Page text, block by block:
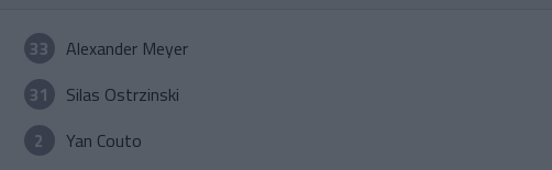
33 Alexander Meyer
31
Silas Ostrzinski
2
Yan Couto